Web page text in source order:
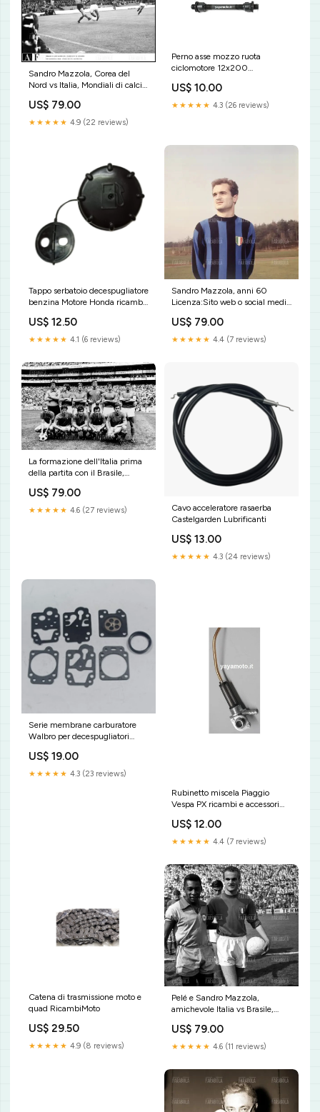
Sandro Mazzola, Corea del
Nord vs Italia, Mondiali di calcio
D.P.M.
US$ 79.00
★★★★★ 4.9 (22 reviews)
Perno asse mozzo ruota
ciclomotore 12x200
US$ 10.00
★★★★★ 4.3 (26 reviews)
Tappo serbatoio decespugliatore
benzina Motore Honda ricambi
US$ 12.50
★★★★★ 4.1 (6 reviews)
Sandro Mazzola, anni 60
Licenza:Sito web o social media
US$ 79.00
★★★★★ 4.4 (7 reviews)
La formazione dell'Italia prima
della partita con il Brasile,
1970 Licenza:Sito web o social
media personali
US$ 79.00
★★★★★ 4.6 (27 reviews)
Cavo acceleratore rasaerba
Castelgarden Lubrificanti
US$ 13.00
★★★★★ 4.3 (24 reviews)
Serie membrane carburatore
Walbro per decespugliatori
US$ 19.00
★★★★★ 4.3 (23 reviews)
Rubinetto miscela Piaggio
Vespa PX ricambi e accessori
US$ 12.00
★★★★★ 4.4 (7 reviews)
Catena di trasmissione moto e
quad RicambiMoto
US$ 29.50
★★★★★ 4.9 (8 reviews)
Pelé e Sandro Mazzola,
amichevole Italia vs Brasile,
US$ 79.00
★★★★★ 4.6 (11 reviews)